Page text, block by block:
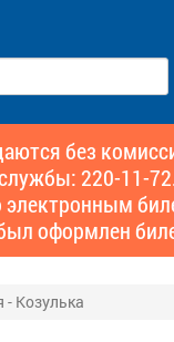
без
220-11-
электронным
оформлен
- Козулька